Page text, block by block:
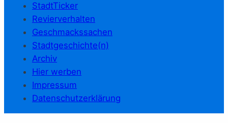
StadtTicker
Revierverhalten
Geschmackssachen
Stadtgeschichte(n)
Archiv
Hier werben
Impressum
Datenschutzerklärung